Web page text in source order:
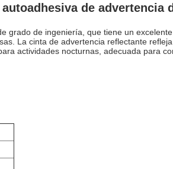
de advertencia
de ingeniería, que tiene un
La cinta de advertencia reflectante
actividades nocturnas, adecuada para